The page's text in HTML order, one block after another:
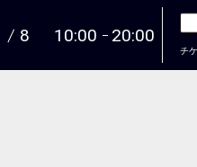
8 10:00 20:00
チ